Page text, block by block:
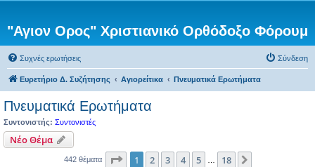
"Αγιον Ορος" Χριστιανικό Ορθόδοξο Φόρουμ
Συχνές ερωτήσεις Σύνδεση
Ευρετήριο Δ. Συζήτησης Αγιορείτικα Πνευματικά Ερωτήματα
Πνευματικά Ερωτήματα
Συντονιστής: Συντονιστές
Νέο Θέμα
442 θέματα Σελίδα από18
1 2 3 4 5 18